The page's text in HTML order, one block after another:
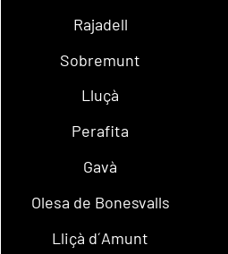
Rajadell
Sobremunt
Lluçà
Perafita
Gavà
Olesa de Bonesvalls
Lliçà d´Amunt